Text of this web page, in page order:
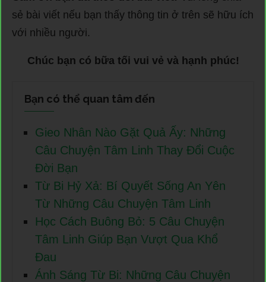
sẻ bài viết nếu bạn thấy thông tin ở trên sẽ hữu ích
với nhiều người.
Chúc bạn có bữa tối vui vẻ và hạnh phúc!
Bạn có thể quan tâm đến
Gieo Nhân Nào Gặt Quả Ấy: Những
Câu Chuyện Tâm Linh Thay Đổi Cuộc
Đời Bạn
Từ Bi Hỷ Xả: Bí Quyết Sống An Yên
Từ Những Câu Chuyện Tâm Linh
Học Cách Buông Bỏ: 5 Câu Chuyện
Tâm Linh Giúp Bạn Vượt Qua Khổ
Đau
Ánh Sáng Từ Bi: Những Câu Chuyện